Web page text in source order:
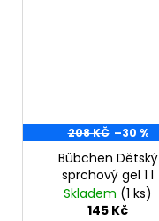
208 KČ –30 %
Bübchen Dětský
sprchový gel 1 l
Skladem (1 ks)
145 Kč